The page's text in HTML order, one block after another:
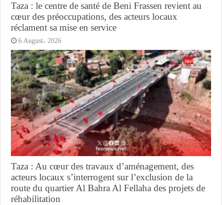
Taza : le centre de santé de Beni Frassen revient au
cœur des préoccupations, des acteurs locaux
réclament sa mise en service
6 August، 2026
Taza : Au cœur des travaux d’aménagement, des
acteurs locaux s’interrogent sur l’exclusion de la
route du quartier Al Bahra Al Fellaha des projets de
réhabilitation